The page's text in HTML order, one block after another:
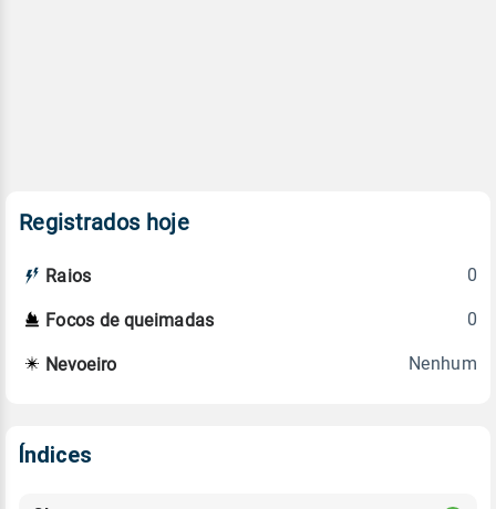
Registrados hoje
Raios 0
Focos de queimadas 0
Nevoeiro Nenhum
Índices